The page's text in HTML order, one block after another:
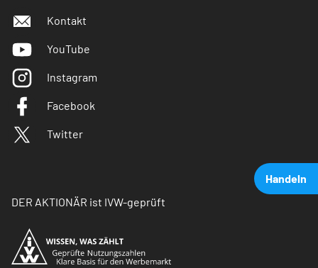
Handeln
Kontakt
YouTube
Instagram
Facebook
Twitter
DER AKTIONÄR ist IVW-geprüft